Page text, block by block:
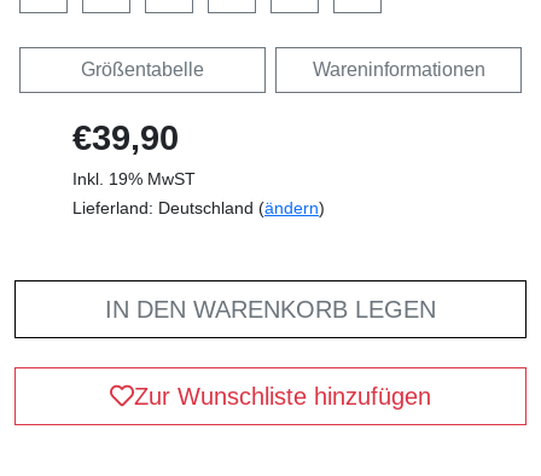
Größentabelle Wareninformationen
€39,90
Inkl. 19% MwST
Lieferland: Deutschland (ändern)
IN DEN WARENKORB LEGEN
Zur Wunschliste hinzufügen